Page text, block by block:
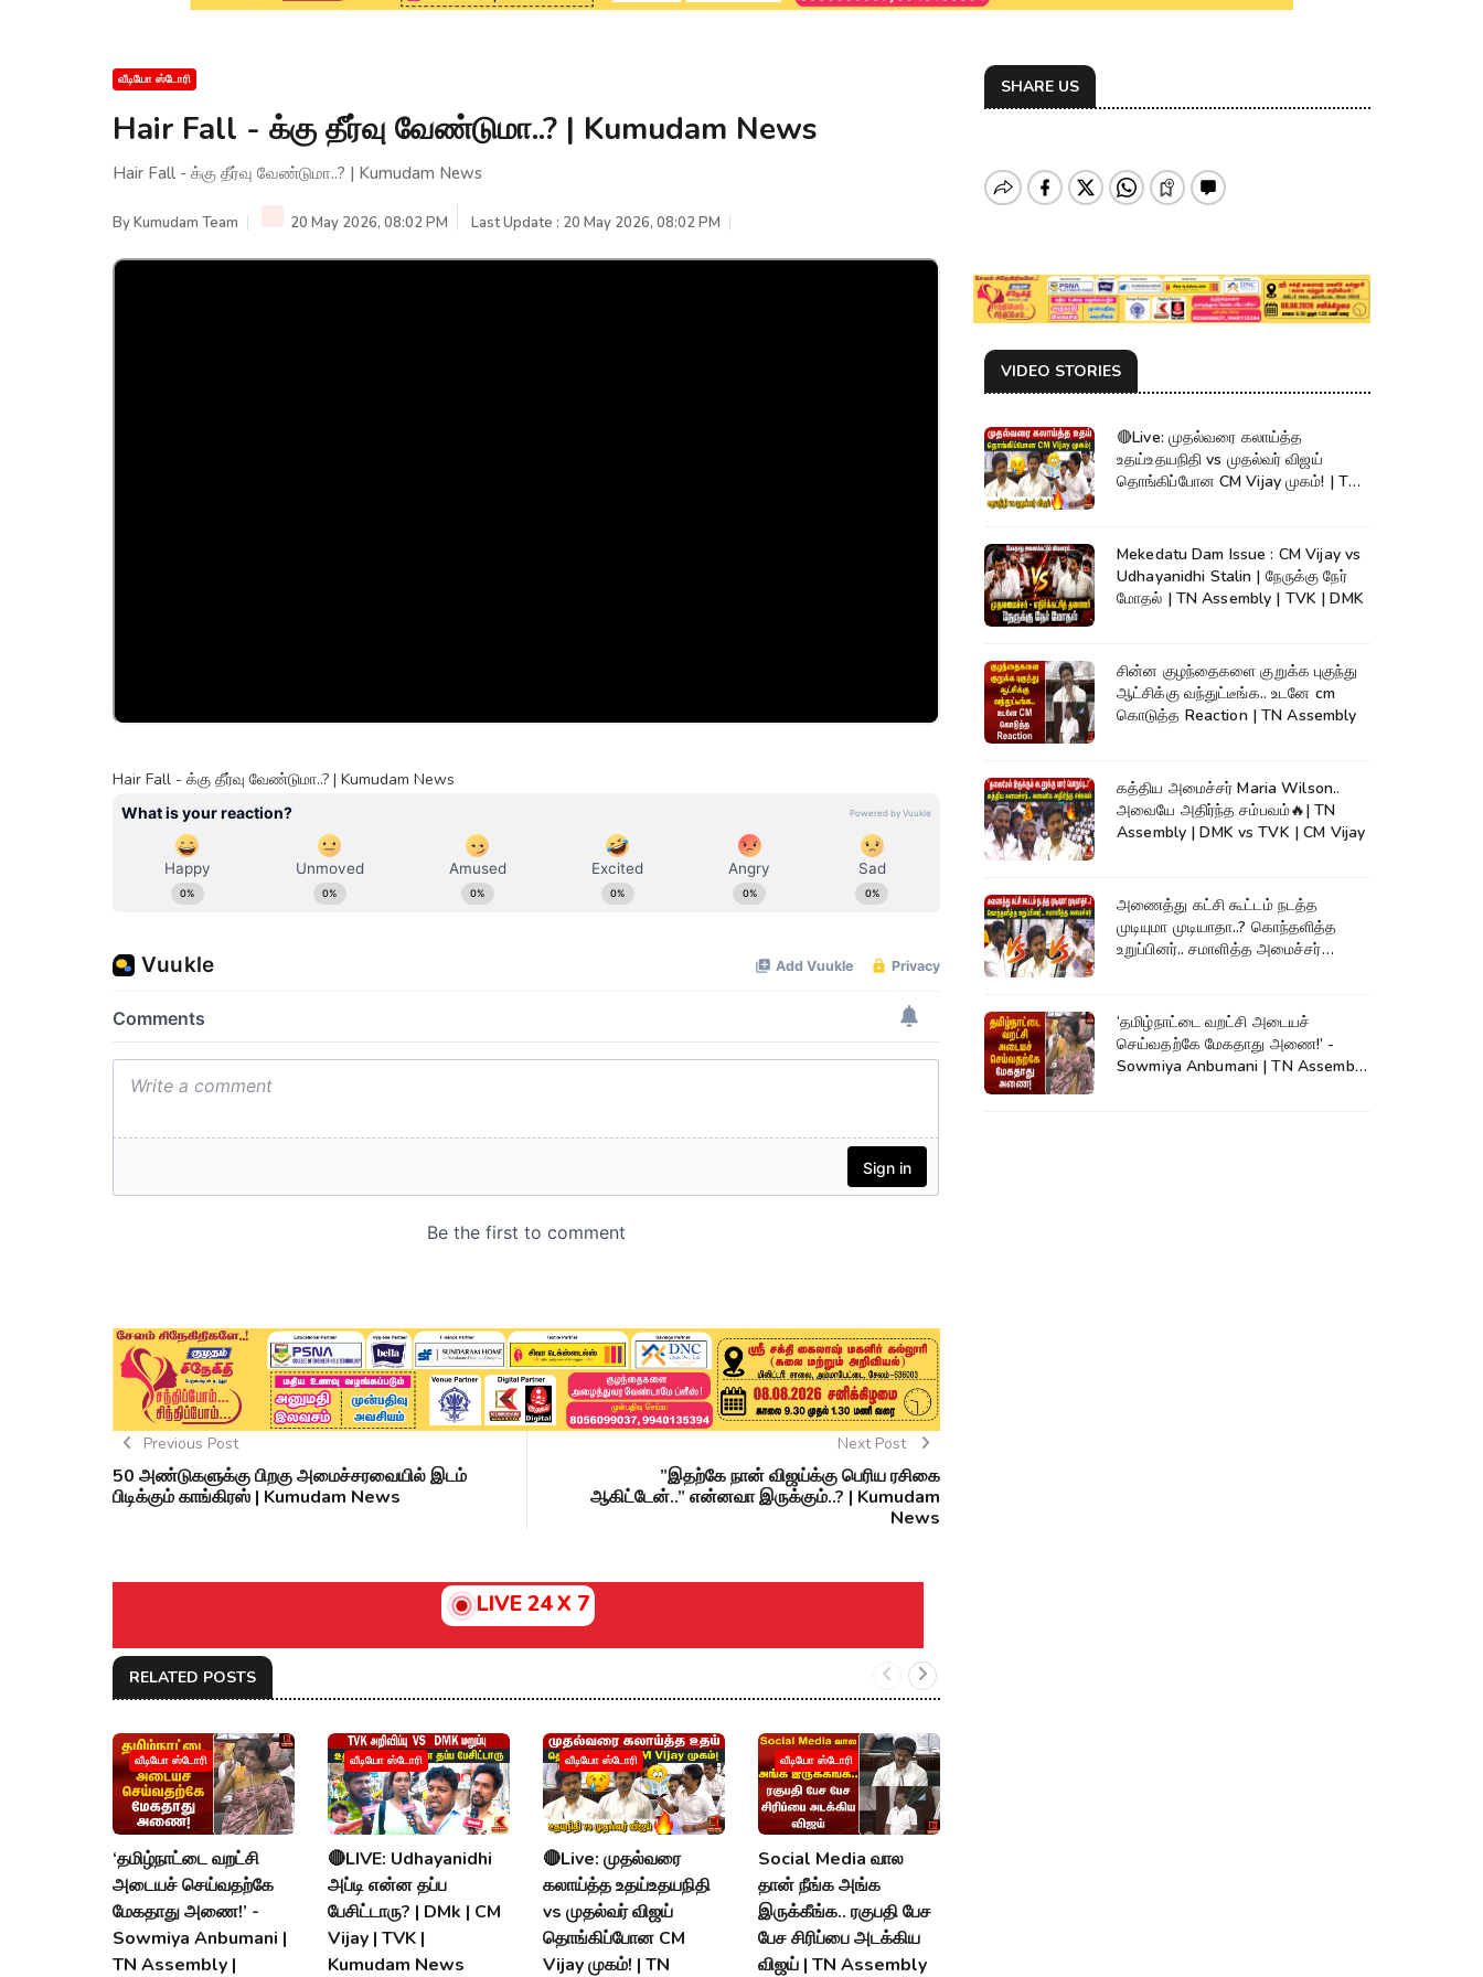
வீடியோ ஸ்டோரி
Hair Fall - க்கு தீர்வு வேண்டுமா..? | Kumudam News
Hair Fall - க்கு தீர்வு வேண்டுமா..? | Kumudam News
ByKumudam Team 20 May 2026, 08:02 PM Last Update : 20 May 2026, 08:02 PM
Hair Fall - க்கு தீர்வு வேண்டுமா..? | Kumudam News
Previous Post
50 அண்டுகளுக்கு பிறகு அமைச்சரவையில் இடம்
பிடிக்கும் காங்கிரஸ் | Kumudam News
Next Post
”இதற்கே நான் விஜய்க்கு பெரிய ரசிகை
ஆகிட்டேன்..” என்னவா இருக்கும்..? | Kumudam
News
LIVE 24 X 7
RELATED POSTS
வீடியோ ஸ்டோரி
‘தமிழ்நாட்டை வறட்சி
அடையச் செய்வதற்கே
மேகதாது அணை!’ -
Sowmiya Anbumani |
TN Assembly |
வீடியோ ஸ்டோரி
🔴LIVE: Udhayanidhi
அப்டி என்ன தப்ப
பேசிட்டாரு? | DMk | CM
Vijay | TVK |
Kumudam News
வீடியோ ஸ்டோரி
🔴Live: முதல்வரை
கலாய்த்த உதய்உதயநிதி
vs முதல்வர் விஜய்
தொங்கிப்போன CM
Vijay முகம்! | TN
வீடியோ ஸ்டோரி
Social Media வால
தான் நீங்க அங்க
இருக்கீங்க.. ரகுபதி பேச
பேச சிரிப்பை அடக்கிய
விஜய் | TN Assembly
SHARE US
VIDEO STORIES
🔴Live: முதல்வரை கலாய்த்த
உதய்உதயநிதி vs முதல்வர் விஜய்
தொங்கிப்போன CM Vijay முகம்! | TN
Mekedatu Dam Issue : CM Vijay vs
Udhayanidhi Stalin | நேருக்கு நேர்
மோதல் | TN Assembly | TVK | DMK
சின்ன குழந்தைகளை குறுக்க புகுந்து
ஆட்சிக்கு வந்துட்டீங்க.. உடனே cm
கொடுத்த Reaction | TN Assembly
கத்திய அமைச்சர் Maria Wilson..
அவையே அதிர்ந்த சம்பவம்🔥| TN
Assembly | DMK vs TVK | CM Vijay
அணைத்து கட்சி கூட்டம் நடத்த
முடியுமா முடியாதா..? கொந்தளித்த
உறுப்பினர்.. சமாளித்த அமைச்சர்
‘தமிழ்நாட்டை வறட்சி அடையச்
செய்வதற்கே மேகதாது அணை!’ -
Sowmiya Anbumani | TN Assembly